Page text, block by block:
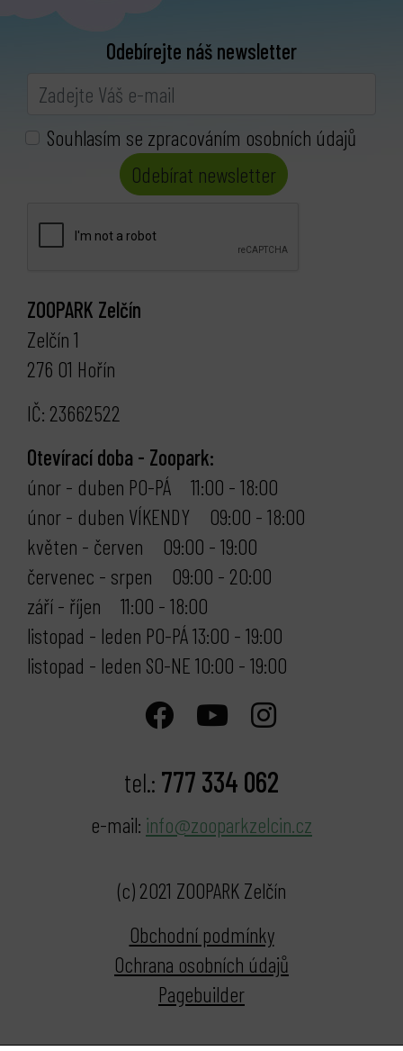
Odebírejte náš newsletter
Souhlasím se zpracováním osobních údajů
Odebírat newsletter
ZOOPARK Zelčín
Zelčín 1
276 01 Hořín
IČ: 23662522
Otevírací doba - Zoopark:
únor - duben PO-PÁ 11:00 - 18:00
únor - duben VÍKENDY 09:00 - 18:00
květen - červen 09:00 - 19:00
červenec - srpen 09:00 - 20:00
září - říjen 11:00 - 18:00
listopad - leden PO-PÁ 13:00 - 19:00
listopad - leden SO-NE 10:00 - 19:00
tel.: 777 334 062
e-mail: info@zooparkzelcin.cz
(c) 2021 ZOOPARK Zelčín
Obchodní podmínky
Ochrana osobních údajů
Pagebuilder